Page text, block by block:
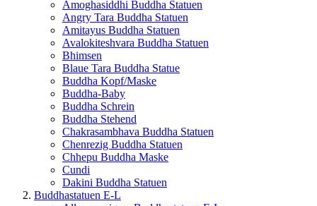
Amoghasiddhi Buddha Statuen
Angry Tara Buddha Statuen
Amitayus Buddha Statuen
Avalokiteshvara Buddha Statuen
Bhimsen
Blaue Tara Buddha Statue
Buddha Kopf/Maske
Buddha-Baby
Buddha Schrein
Buddha Stehend
Chakrasambhava Buddha Statuen
Chenrezig Buddha Statuen
Chhepu Buddha Maske
Cundi
Dakini Buddha Statuen
Buddhastatuen E-L